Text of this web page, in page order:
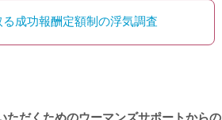
成功報酬定額制の浮気調査
ただくためのウーマンズサポートからの